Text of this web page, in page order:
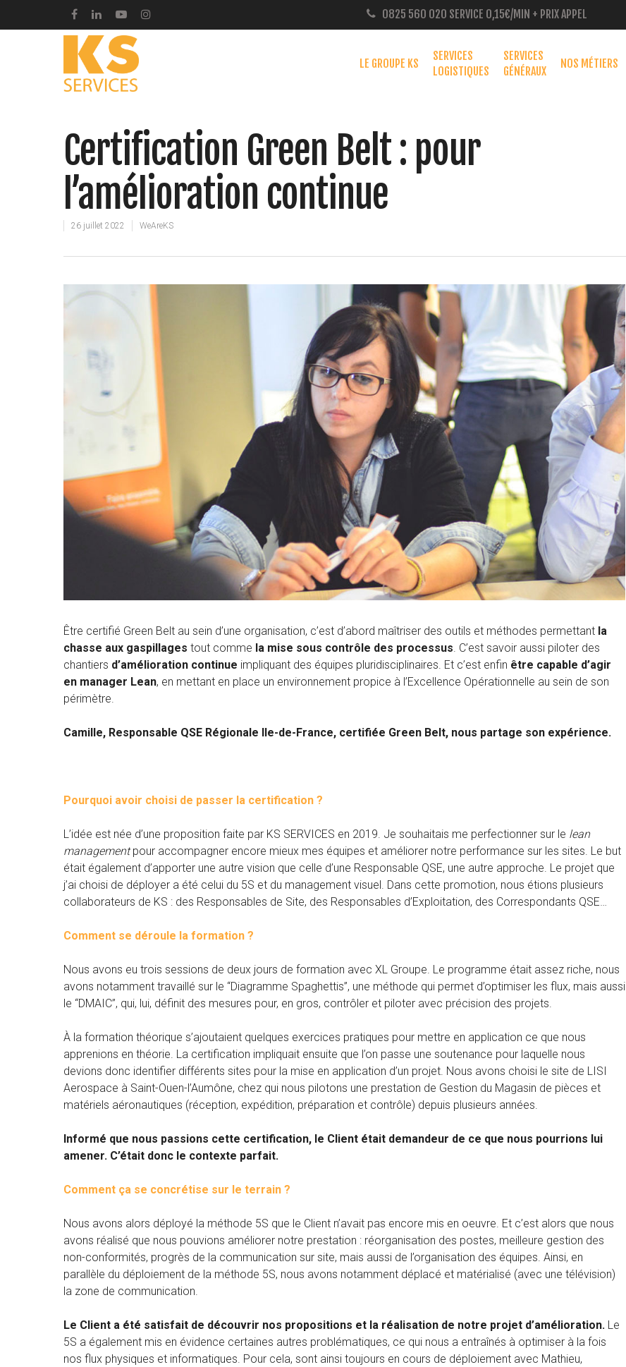
0825 560 020 SERVICE 0,15€/MIN + PRIX APPEL
Taper entrer pour lancer la recherche ou ESC pour fermer
LE GROUPE KS
SERVICES
LOGISTIQUES
SERVICES
GÉNÉRAUX
NOS MÉTIERS
Certification Green Belt : pour
l’amélioration continue
26 juillet 2022 WeAreKS
Être certifié Green Belt au sein d’une organisation, c’est d’abord maîtriser des outils et méthodes permettant la
chasse aux gaspillages tout comme la mise sous contrôle des processus. C’est savoir aussi piloter des
chantiers d’amélioration continue impliquant des équipes pluridisciplinaires. Et c’est enfin être capable d’agir
en manager Lean, en mettant en place un environnement propice à l’Excellence Opérationnelle au sein de son
périmètre.
Camille, Responsable QSE Régionale Ile-de-France, certifiée Green Belt, nous partage son expérience.
Pourquoi avoir choisi de passer la certification ?
L’idée est née d’une proposition faite par KS SERVICES en 2019. Je souhaitais me perfectionner sur le lean
managementpour accompagner encore mieux mes équipes et améliorer notre performance sur les sites. Le but
était également d’apporter une autre vision que celle d’une Responsable QSE, une autre approche. Le projet que
j’ai choisi de déployer a été celui du 5S et du management visuel. Dans cette promotion, nous étions plusieurs
collaborateurs de KS : des Responsables de Site, des Responsables d’Exploitation, des Correspondants QSE…
Comment se déroule la formation ?
Nous avons eu trois sessions de deux jours de formation avec XL Groupe. Le programme était assez riche, nous
avons notamment travaillé sur le “Diagramme Spaghettis”, une méthode qui permet d’optimiser les flux, mais aussi
le “DMAIC”, qui, lui, définit des mesures pour, en gros, contrôler et piloter avec précision des projets.
À la formation théorique s’ajoutaient quelques exercices pratiques pour mettre en application ce que nous
apprenions en théorie. La certification impliquait ensuite que l’on passe une soutenance pour laquelle nous
devions donc identifier différents sites pour la mise en application d’un projet. Nous avons choisi le site de LISI
Aerospace à Saint-Ouen-l’Aumône, chez qui nous pilotons une prestation de Gestion du Magasin de pièces et
matériels aéronautiques (réception, expédition, préparation et contrôle) depuis plusieurs années.
Informé que nous passions cette certification, le Client était demandeur de ce que nous pourrions lui
amener. C’était donc le contexte parfait.
Comment ça se concrétise sur le terrain ?
Nous avons alors déployé la méthode 5S que le Client n’avait pas encore mis en oeuvre. Et c’est alors que nous
avons réalisé que nous pouvions améliorer notre prestation : réorganisation des postes, meilleure gestion des
non-conformités, progrès de la communication sur site, mais aussi de l’organisation des équipes. Ainsi, en
parallèle du déploiement de la méthode 5S, nous avons notamment déplacé et matérialisé (avec une télévision)
la zone de communication.
Le Client a été satisfait de découvrir nos propositions et la réalisation de notre projet d’amélioration. Le
5S a également mis en évidence certaines autres problématiques, ce qui nous a entraînés à optimiser à la fois
nos flux physiques et informatiques. Pour cela, sont ainsi toujours en cours de déploiement avec Mathieu,